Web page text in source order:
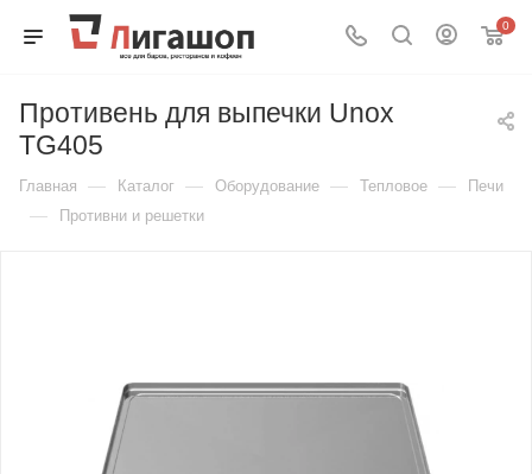
0
Противень для выпечки Unox
TG405
Главная — Каталог — Оборудование — Тепловое — Печи
— Противни и решетки